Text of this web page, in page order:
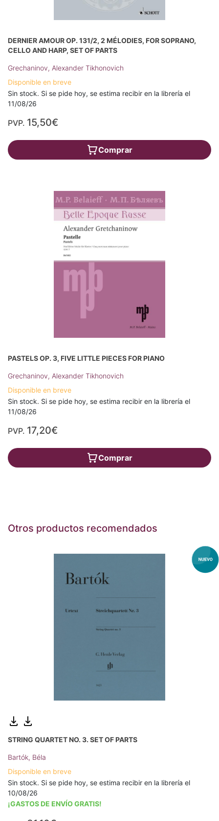
DERNIER AMOUR OP. 131/2, 2 MÉLODIES, FOR SOPRANO,
CELLO AND HARP, SET OF PARTS
Grechaninov, Alexander Tikhonovich
Disponible en breve
Sin stock. Si se pide hoy, se estima recibir en la librería el
11/08/26
PVP. 15,50€
Comprar
PASTELS OP. 3, FIVE LITTLE PIECES FOR PIANO
Grechaninov, Alexander Tikhonovich
Disponible en breve
Sin stock. Si se pide hoy, se estima recibir en la librería el
11/08/26
PVP. 17,20€
Comprar
Otros productos recomendados
STRING QUARTET NO. 3. SET OF PARTS
Bartók, Béla
Disponible en breve
Sin stock. Si se pide hoy, se estima recibir en la librería el
10/08/26
¡GASTOS DE ENVÍO GRATIS!